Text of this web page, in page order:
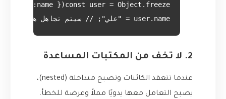
user.name = "علي"; // سيتم تجاهل هذا التغيير في strict mode أو يرمي خطأ
2. لا تخف من المكتبات المساعدة
عندما تتعقد الكائنات وتصبح متداخلة (nested)،
يصبح التعامل معها يدويًا مملاً وعرضة للخطأ.